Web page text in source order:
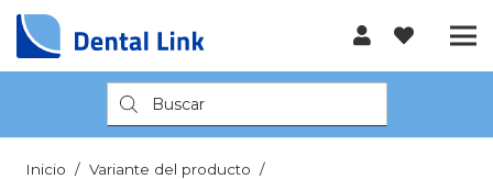
Búsqueda
de
productos
Inicio / Variante del producto /